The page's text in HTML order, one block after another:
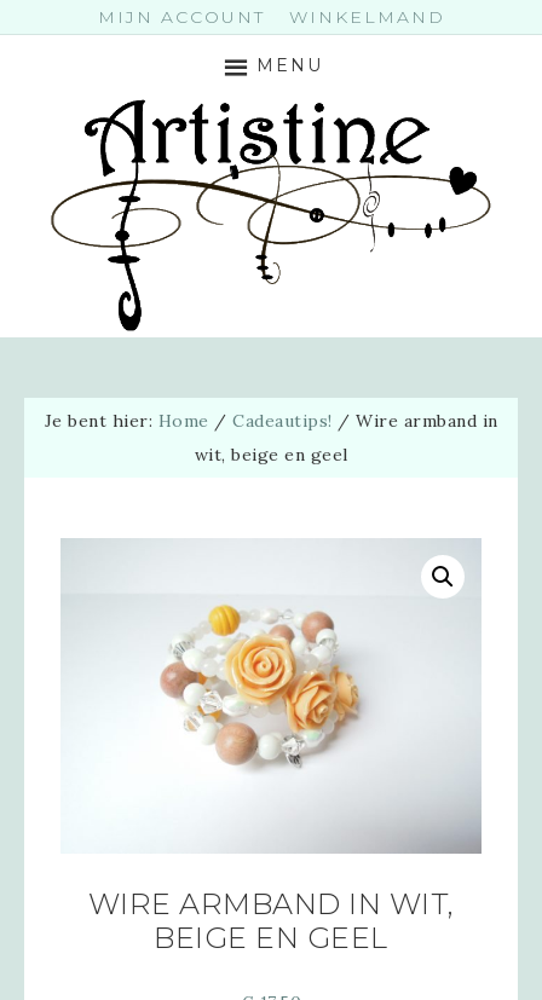
MIJN ACCOUNT WINKELMAND
MENU
Je bent hier: Home / Cadeautips! / Wire armband in
wit, beige en geel
WIRE ARMBAND IN WIT,
BEIGE EN GEEL